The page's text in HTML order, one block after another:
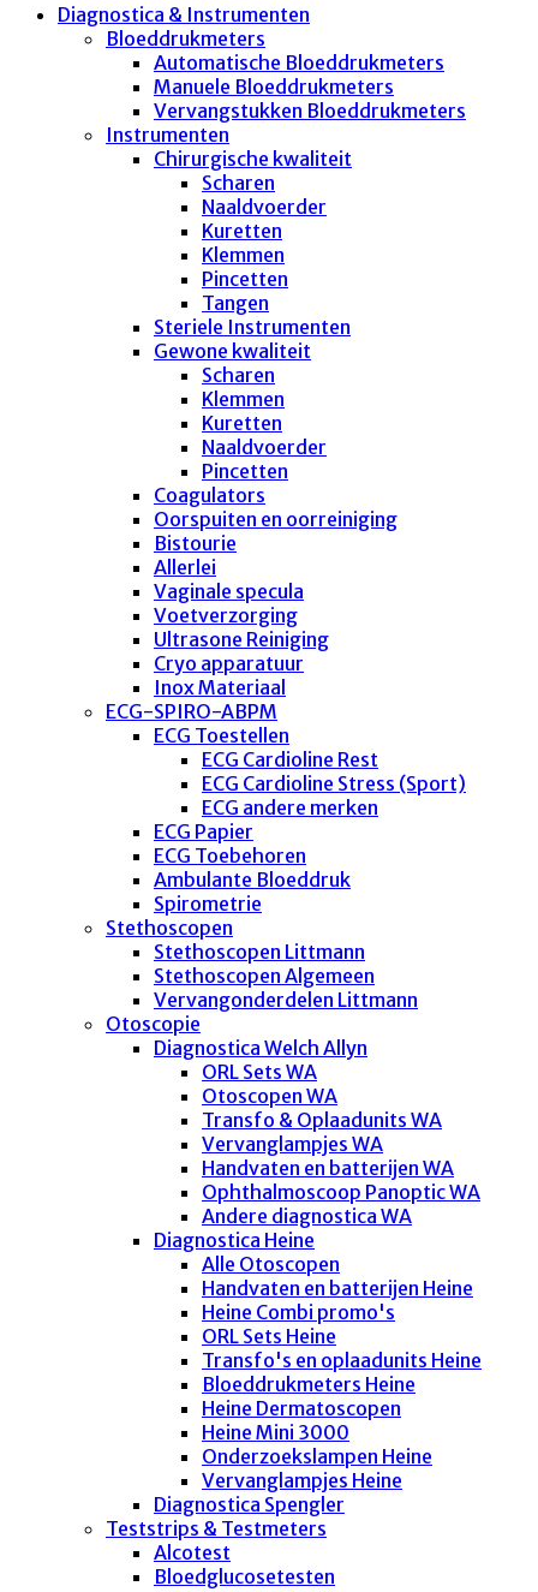
Diagnostica & Instrumenten
Bloeddrukmeters
Automatische Bloeddrukmeters
Manuele Bloeddrukmeters
Vervangstukken Bloeddrukmeters
Instrumenten
Chirurgische kwaliteit
Scharen
Naaldvoerder
Kuretten
Klemmen
Pincetten
Tangen
Steriele Instrumenten
Gewone kwaliteit
Scharen
Klemmen
Kuretten
Naaldvoerder
Pincetten
Coagulators
Oorspuiten en oorreiniging
Bistourie
Allerlei
Vaginale specula
Voetverzorging
Ultrasone Reiniging
Cryo apparatuur
Inox Materiaal
ECG-SPIRO-ABPM
ECG Toestellen
ECG Cardioline Rest
ECG Cardioline Stress (Sport)
ECG andere merken
ECG Papier
ECG Toebehoren
Ambulante Bloeddruk
Spirometrie
Stethoscopen
Stethoscopen Littmann
Stethoscopen Algemeen
Vervangonderdelen Littmann
Otoscopie
Diagnostica Welch Allyn
ORL Sets WA
Otoscopen WA
Transfo & Oplaadunits WA
Vervanglampjes WA
Handvaten en batterijen WA
Ophthalmoscoop Panoptic WA
Andere diagnostica WA
Diagnostica Heine
Alle Otoscopen
Handvaten en batterijen Heine
Heine Combi promo's
ORL Sets Heine
Transfo's en oplaadunits Heine
Bloeddrukmeters Heine
Heine Dermatoscopen
Heine Mini 3000
Onderzoekslampen Heine
Vervanglampjes Heine
Diagnostica Spengler
Teststrips & Testmeters
Alcotest
Bloedglucosetesten